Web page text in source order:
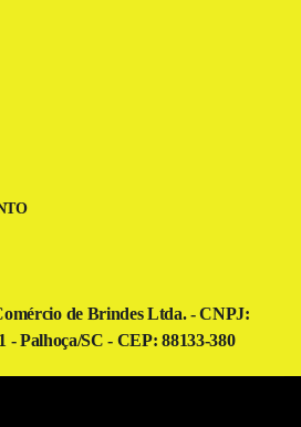
de Brindes Ltda. - CNPJ:
- Palhoça/SC - CEP: 88133-380